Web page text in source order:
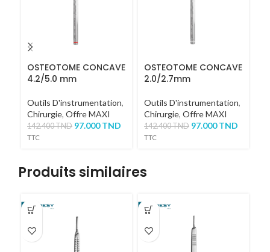
OSTEOTOME CONCAVE
4.2/5.0 mm
Outils D'instrumentation,
Chirurgie, Offre MAXI
142.400TND 97.000TND
TTC
OSTEOTOME CONCAVE
2.0/2.7mm
Outils D'instrumentation,
Chirurgie, Offre MAXI
142.400TND 97.000TND
TTC
Produits similaires